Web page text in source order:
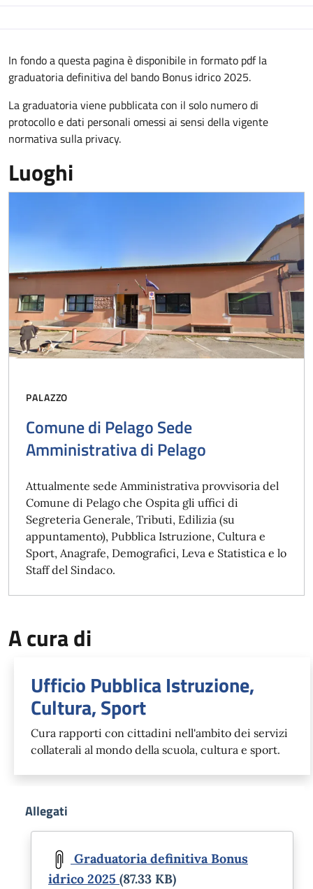
Descrizione
In fondo a questa pagina è disponibile in formato pdf la
graduatoria definitiva del bando Bonus idrico 2025.
La graduatoria viene pubblicata con il solo numero di
protocollo e dati personali omessi ai sensi della vigente
normativa sulla privacy.
Luoghi
PALAZZO
Comune di Pelago Sede
Amministrativa di Pelago
Attualmente sede Amministrativa provvisoria del
Comune di Pelago che Ospita gli uffici di
Segreteria Generale, Tributi, Edilizia (su
appuntamento), Pubblica Istruzione, Cultura e
Sport, Anagrafe, Demografici, Leva e Statistica e lo
Staff del Sindaco.
A cura di
Ufficio Pubblica Istruzione,
Cultura, Sport
Cura rapporti con cittadini nell'ambito dei servizi
collaterali al mondo della scuola, cultura e sport.
Allegati
Graduatoria definitiva Bonus
idrico 2025 (87.33 KB)